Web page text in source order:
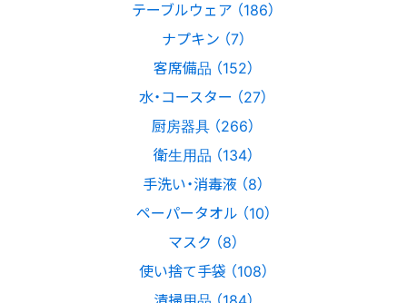
テーブルウェア （186）
ナプキン （7）
客席備品 （152）
水・コースター （27）
厨房器具 （266）
衛生用品 （134）
手洗い・消毒液 （8）
ペーパータオル （10）
マスク （8）
使い捨て手袋 （108）